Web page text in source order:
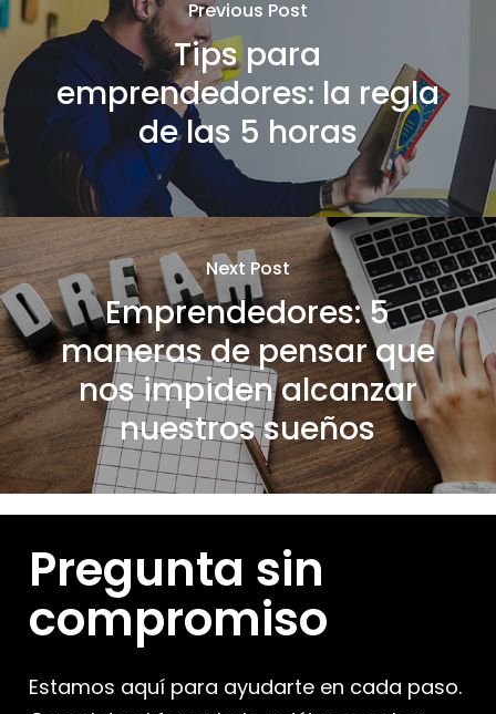
Previous Post
Tips para
emprendedores: la regla
de las 5 horas
Next Post
Emprendedores: 5
maneras de pensar que
nos impiden alcanzar
nuestros sueños
Pregunta sin
compromiso
Estamos aquí para ayudarte en cada paso.